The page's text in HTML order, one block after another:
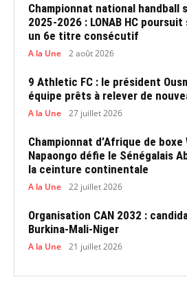
Championnat national handball
2025-2026 : LONAB HC
un 6e titre consécutif
A la Une 2 août 2026
9 Athletic FC : le président
équipe prêts à relever de
A la Une 27 juillet 2026
Championnat d’Afrique de boxe
Napaongo défie le Sénégalais
la ceinture continentale
A la Une 22 juillet 2026
Organisation CAN 2032 :
Burkina-Mali-Niger
A la Une 21 juillet 2026